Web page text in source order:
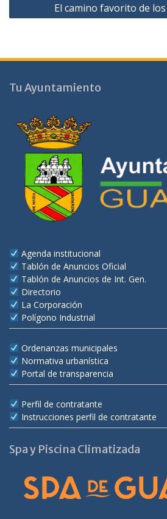
entradasEl camino favorito de
Tu Ayuntamiento
Agenda institucional
Tablón de Anuncios Oficial
Tablón de Anuncios de Int. Gen.
Directorio
La Corporación
Polígono Industrial
Ordenanzas municipales
Normativa urbanística
Portal de transparencia
Perfil de contratante
Instrucciones perfil de contratante
Spa y Piscina Climatizada